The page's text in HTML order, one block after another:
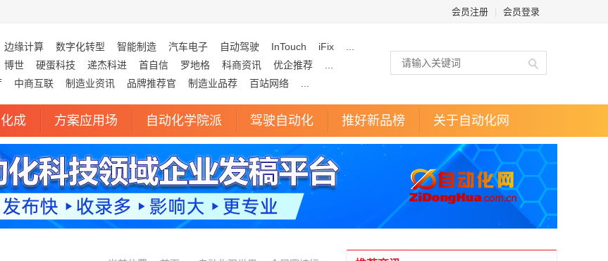
会员注册 会员登录
边缘计算 数字化转型 智能制造 汽车电子 自动驾驶 InTouch iFix
博世 硬蛋科技 递杰科进 首自信 罗地格 科商资讯 优企推荐
中商互联 制造业资讯 品牌推荐官 制造业品荐 百站网络
成 方案应用场 自动化学院派 驾驶自动化 推好新品榜 关于自动化网